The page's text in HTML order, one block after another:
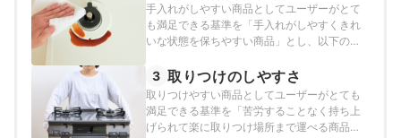
手入れがしやすい商品としてユーザーがとて
も満足できる基準を「手入れがしやすくきれ
いな状態を保ちやすい商品」とし、以下の方
3 取りつけのしやすさ
取りつけやすい商品としてユーザーがとても
満足できる基準を「苦労することなく持ち上
げられて楽に取りつけ場所まで運べる商品」